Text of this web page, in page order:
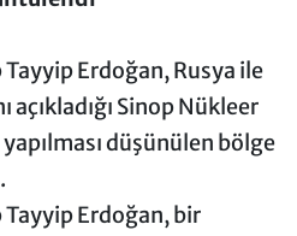
Erdoğan, Rusya ile
açıkladığı Sinop Nükleer
düşünülen bölge
Tayyip Erdoğan, bir